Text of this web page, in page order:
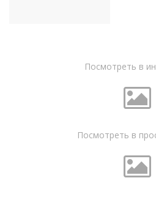
Посмотреть в
Посмотреть в